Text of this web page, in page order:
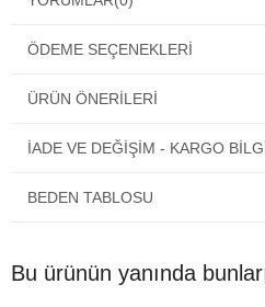
bilinmektedir.
çıkacak olan kutucuğu
Türkiye'nin neresinde olursanız
ÖDEME SEÇENEKLERI
ÜRÜN ÖNERILERI
İADE VE DEĞİŞİM - KARGO
BEDEN TABLOSU
Bu ürünün yanında